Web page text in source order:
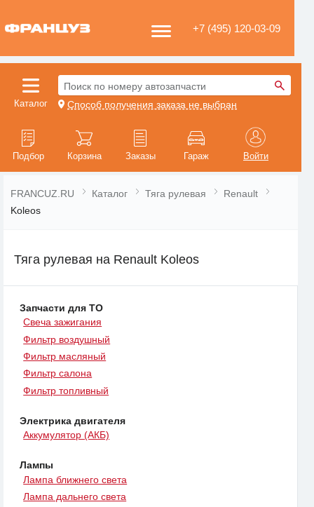
+7 (495) 120-03-09
Каталог
Поиск по номеру автозапчасти
Способ получения заказа не выбран
Подбор Корзина Заказы Гараж Войти
FRANCUZ.RU Каталог Тяга рулевая
Renault
Koleos
Тяга рулевая на Renault Koleos
Запчасти для ТО
Свеча зажигания
Фильтр воздушный
Фильтр масляный
Фильтр салона
Фильтр топливный
Электрика двигателя
Аккумулятор (АКБ)
Лампы
Лампа ближнего света
Лампа дальнего света